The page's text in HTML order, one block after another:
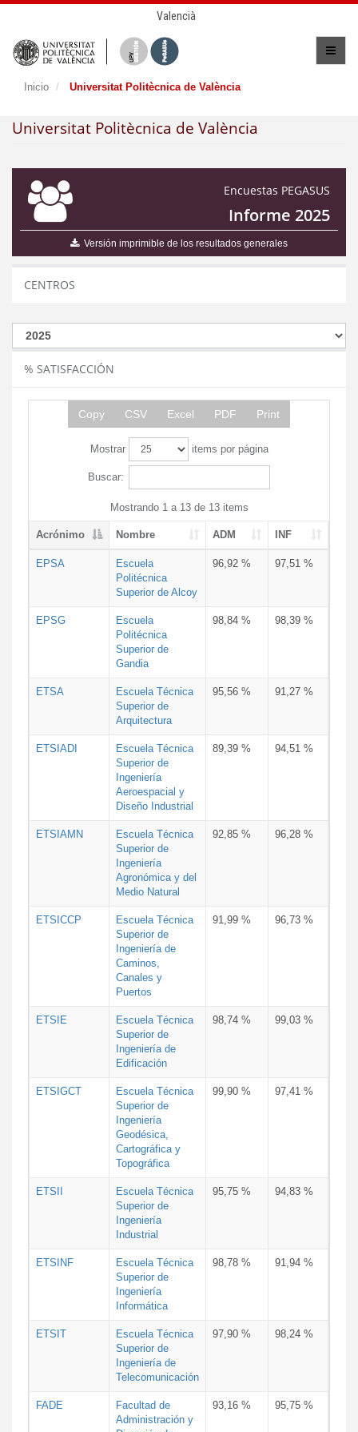
Valencià
Inicio Universitat Politècnica de València
Universitat Politècnica de València
Encuestas PEGASUS
Informe 2025
Versión imprimible de los resultados generales
CENTROS
% SATISFACCIÓN
Copy CSV Excel PDF Print
Mostrar items por página
Buscar:
Mostrando 1 a 13 de 13 items
Acrónimo Nombre ADM INF
EPSA
Escuela
Politécnica
Superior de Alcoy
96,92 % 97,51 %
EPSG
Escuela
Politécnica
Superior de
Gandia
98,84 % 98,39 %
ETSA
Escuela Técnica
Superior de
Arquitectura
95,56 % 91,27 %
ETSIADI
Escuela Técnica
Superior de
Ingeniería
Aeroespacial y
Diseño Industrial
89,39 % 94,51 %
ETSIAMN
Escuela Técnica
Superior de
Ingeniería
Agronómica y del
Medio Natural
92,85 % 96,28 %
ETSICCP
Escuela Técnica
Superior de
Ingeniería de
Caminos,
Canales y
Puertos
91,99 % 96,73 %
ETSIE
Escuela Técnica
Superior de
Ingeniería de
Edificación
98,74 % 99,03 %
ETSIGCT
Escuela Técnica
Superior de
Ingeniería
Geodésica,
Cartográfica y
Topográfica
99,90 % 97,41 %
ETSII
Escuela Técnica
Superior de
Ingeniería
Industrial
95,75 % 94,83 %
ETSINF
Escuela Técnica
Superior de
Ingeniería
Informática
98,78 % 91,94 %
ETSIT
Escuela Técnica
Superior de
Ingeniería de
Telecomunicación
97,90 % 98,24 %
FADE
Facultad de
Administración y
93,16 % 95,75 %